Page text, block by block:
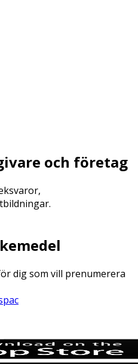
och företag
dig som vill prenumerera